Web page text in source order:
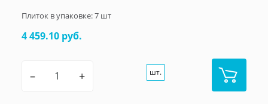
Плиток в упаковке:7 шт
4 459.10 руб.
– + шт.